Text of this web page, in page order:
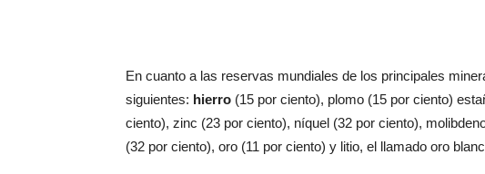
En cuanto a las reservas mundiales de los principales
siguientes: hierro (15 por ciento), plomo (15 por ciento)
ciento), zinc (23 por ciento), níquel (32 por ciento),
(32 por ciento), oro (11 por ciento) y litio, el llamado oro